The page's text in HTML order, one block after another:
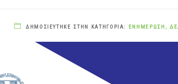
ΔΗΜΟΣΙΕΎΤΗΚΕ ΣΤΗΝ ΚΑΤΗΓΟΡΊΑ: ΕΝΗΜΈΡΩΣΗ ,